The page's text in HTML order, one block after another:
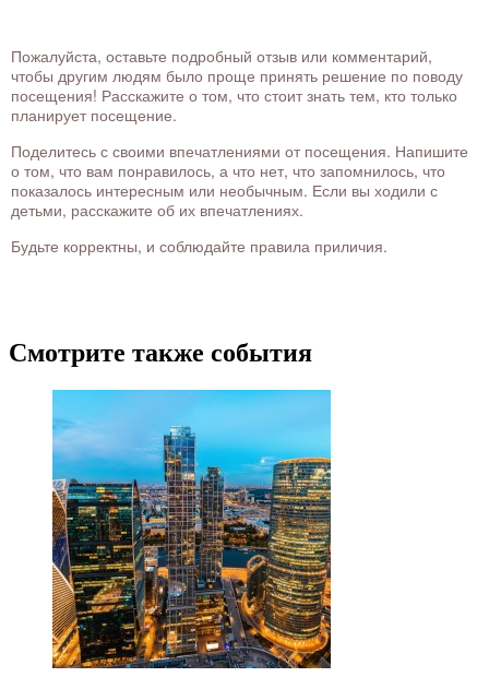
Пожалуйста, оставьте подробный отзыв или комментарий,
чтобы другим людям было проще принять решение по поводу
посещения! Расскажите о том, что стоит знать тем, кто только
планирует посещение.
Поделитесь с своими впечатлениями от посещения. Напишите
о том, что вам понравилось, а что нет, что запомнилось, что
показалось интересным или необычным. Если вы ходили с
детьми, расскажите об их впечатлениях.
Будьте корректны, и соблюдайте правила приличия.
Смотрите также события